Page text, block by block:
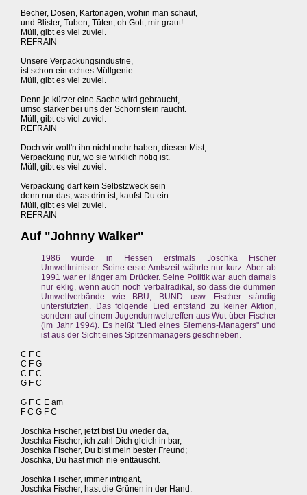
Becher, Dosen, Kartonagen, wohin man schaut,
und Blister, Tuben, Tüten, oh Gott, mir graut!
Müll, gibt es viel zuviel.
REFRAIN
Unsere Verpackungsindustrie,
ist schon ein echtes Müllgenie.
Müll, gibt es viel zuviel.
Denn je kürzer eine Sache wird gebraucht,
umso stärker bei uns der Schornstein raucht.
Müll, gibt es viel zuviel.
REFRAIN
Doch wir woll'n ihn nicht mehr haben, diesen Mist,
Verpackung nur, wo sie wirklich nötig ist.
Müll, gibt es viel zuviel.
Verpackung darf kein Selbstzweck sein
denn nur das, was drin ist, kaufst Du ein
Müll, gibt es viel zuviel.
REFRAIN
Auf "Johnny Walker"
1986 wurde in Hessen erstmals Joschka Fischer
Umweltminister. Seine erste Amtszeit währte nur kurz. Aber ab
1991 war er länger am Drücker. Seine Politik war auch damals
nur eklig, wenn auch noch verbalradikal, so dass die dummen
Umweltverbände wie BBU, BUND usw. Fischer ständig
unterstützten. Das folgende Lied entstand zu keiner Aktion,
sondern auf einem Jugendumwelttreffen aus Wut über Fischer
(im Jahr 1994). Es heißt "Lied eines Siemens-Managers" und
ist aus der Sicht eines Spitzenmanagers geschrieben.
C F C
C F G
C F C
G F C
G F C E am
F C G F C
Joschka Fischer, jetzt bist Du wieder da,
Joschka Fischer, ich zahl Dich gleich in bar,
Joschka Fischer, Du bist mein bester Freund;
Joschka, Du hast mich nie enttäuscht.
Joschka Fischer, immer intrigant,
Joschka Fischer, hast die Grünen in der Hand.